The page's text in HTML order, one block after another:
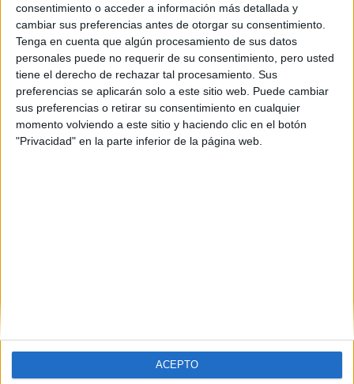
consentimiento o acceder a información más detallada y
cambiar sus preferencias antes de otorgar su consentimiento.
Tenga en cuenta que algún procesamiento de sus datos
personales puede no requerir de su consentimiento, pero usted
tiene el derecho de rechazar tal procesamiento. Sus
preferencias se aplicarán solo a este sitio web. Puede cambiar
sus preferencias o retirar su consentimiento en cualquier
momento volviendo a este sitio y haciendo clic en el botón
"Privacidad" en la parte inferior de la página web.
ACEPTO